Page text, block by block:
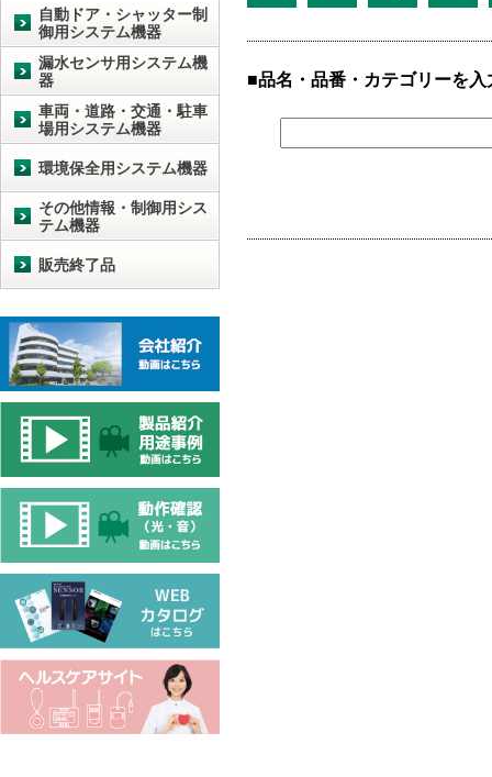
品名・品番・カテゴリーを
自動ドア・シャッター制
御用システム機器
漏水センサ用システム機
器
車両・道路・交通・駐車
場用システム機器
環境保全用システム機器
その他情報・制御用シス
テム機器
販売終了品